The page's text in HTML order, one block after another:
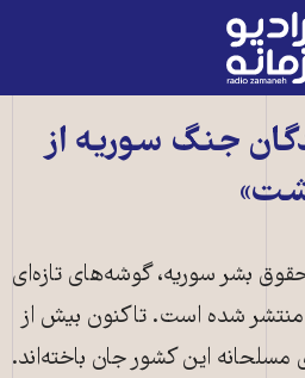
جنگ سوریه از
بشر سوریه، گوشه‌های تازه‌ای
منتشر شده است. تاکنون بیش از